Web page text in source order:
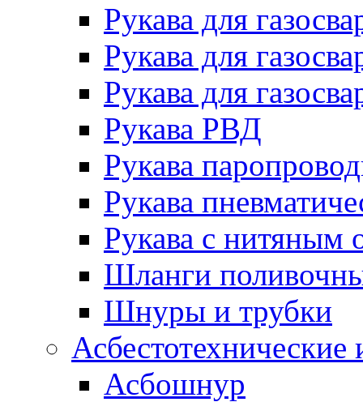
Рукава для
Рукава для
Рукава для
Рукава РВД
Рукава
Рукава
Рукава с нитяным
Шланги
Шнуры и трубки
Асбестотехнические
Асбошнур